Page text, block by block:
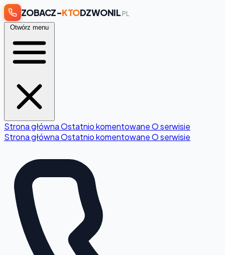
ZOBACZ-KTODZWONIL .PL
Otwórz menu
Strona głównaOstatnio komentowaneO serwisie
Strona głównaOstatnio komentowaneO serwisie